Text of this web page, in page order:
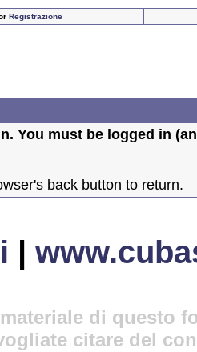
Registrazione
You must be logged in
back button to return.
|
di questo
citare del